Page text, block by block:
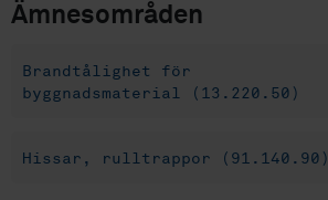
Ämnesområden
Brandtålighet för
byggnadsmaterial (13.220.50)
Hissar, rulltrappor (91.140.90)